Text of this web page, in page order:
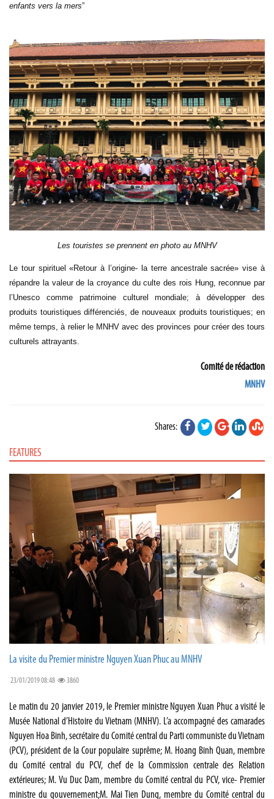
enfants vers la mers”
Les touristes se prennent en photo au MNHV
Le tour spirituel «Retour à l’origine- la terre ancestrale sacrée» vise à
répandre la valeur de la croyance du culte des rois Hung, reconnue par
l’Unesco comme patrimoine culturel mondiale; à développer des
produits touristiques différenciés, de nouveaux produits touristiques; en
même temps, à relier le MNHV avec des provinces pour créer des tours
culturels attrayants.
Comité de rédaction
MNHV
Shares:
FEATURES
La visite du Premier ministre Nguyen Xuan Phuc au MNHV
23/01/2019 08:48 3860
Le matin du 20 janvier 2019, le Premier ministre Nguyen Xuan Phuc a visité le
Musée National d’Histoire du Vietnam (MNHV). L’a accompagné des camarades
Nguyen Hoa Binh, secrétaire du Comité central du Parti communiste du Vietnam
(PCV), président de la Cour populaire suprême; M. Hoang Binh Quan, membre
du Comité central du PCV, chef de la Commission centrale des Relation
extérieures; M. Vu Duc Dam, membre du Comité central du PCV, vice- Premier
ministre du gouvernement;M. Mai Tien Dung, membre du Comité central du